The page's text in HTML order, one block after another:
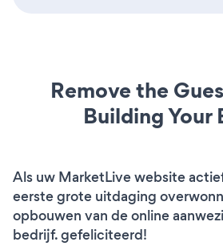
Remove the
Building Your
Als uw MarketLive website
eerste grote uitdaging
opbouwen van de online
bedrijf. gefeliciteerd!